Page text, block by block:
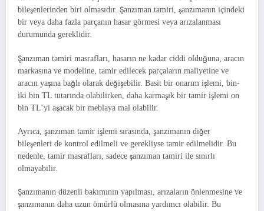
bileşenlerinden biri olmasıdır. Şanzıman tamiri, şanzımanın içindeki
bir veya daha fazla parçanın hasar görmesi veya arızalanması
durumunda gereklidir.
Şanzıman tamiri masrafları, hasarın ne kadar ciddi olduğuna, aracın
markasına ve modeline, tamir edilecek parçaların maliyetine ve
aracın yaşına bağlı olarak değişebilir. Basit bir onarım işlemi, bin-
iki bin TL tutarında olabilirken, daha karmaşık bir tamir işlemi on
bin TL’yi aşacak bir meblaya mal olabilir.
Ayrıca, şanzıman tamir işlemi sırasında, şanzımanın diğer
bileşenleri de kontrol edilmeli ve gerekliyse tamir edilmelidir. Bu
nedenle, tamir masrafları, sadece şanzıman tamiri ile sınırlı
olmayabilir.
Şanzımanın düzenli bakımının yapılması, arızaların önlenmesine ve
şanzımanın daha uzun ömürlü olmasına yardımcı olabilir. Bu